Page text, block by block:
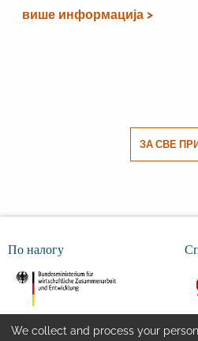
више информација >
ЗА СВЕ
По налогу
We collect and process your